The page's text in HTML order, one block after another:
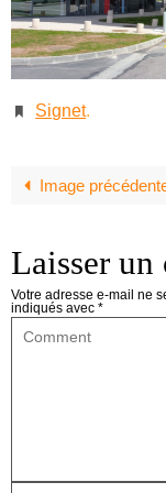
Signet.
Image
Laisser un
Votre adresse e-mail ne
indiqués avec *